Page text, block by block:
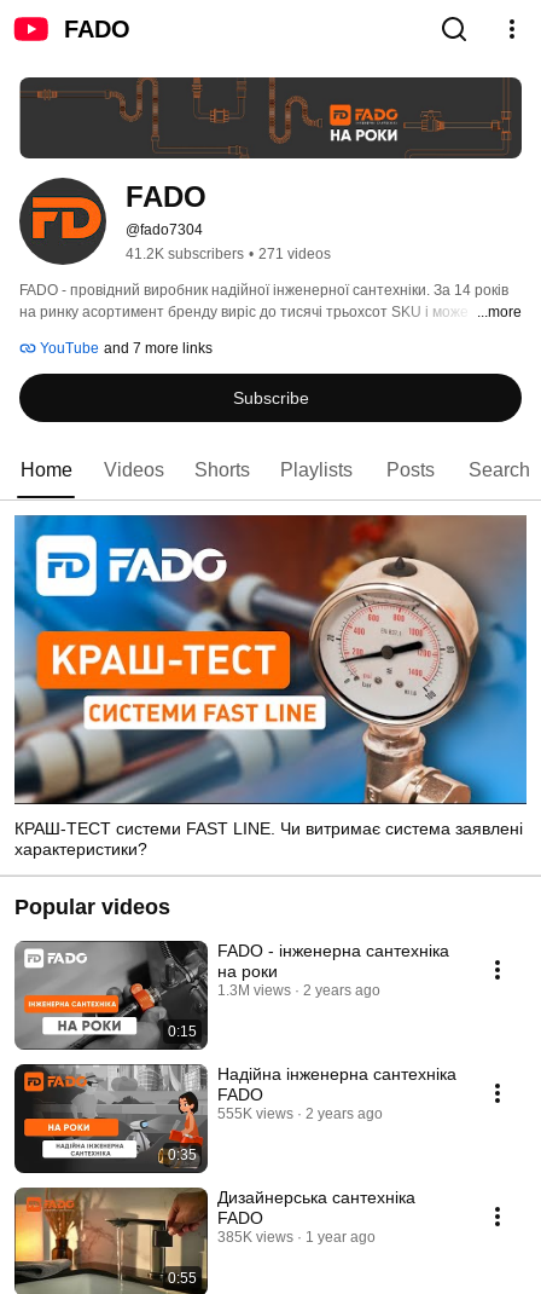
FADO
FADO
@fado7304
41.2K subscribers • 271 videos
FADO - провідний виробник надійної інженерної сантехніки. За 14 років
на ринку асортимент бренду виріс до тисячі трьохсот SKU і може
опалення, водо- та газопостачання, теплої підлоги та інших видів
інженерних систем.
...more
YouTube and 7 more links
Subscribe
Home Videos Shorts Playlists Posts Search
КРАШ-ТЕСТ системи FAST LINE. Чи витримає система заявлені
характеристики?
Popular videos
0:15
FADO - інженерна сантехніка
на роки
1.3M views 2 years ago
0:35
Надійна інженерна сантехніка
FADO
555K views 2 years ago
0:55
Дизайнерська сантехніка
FADO
385K views 1 year ago